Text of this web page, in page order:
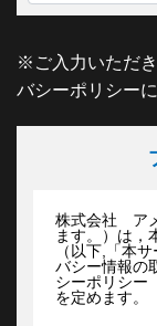
※ご入力いただ
バシーポリシー
株式会社 ア
ます。）は，
（以下,「本
バシー情報の
シーポリシー
を定めます。